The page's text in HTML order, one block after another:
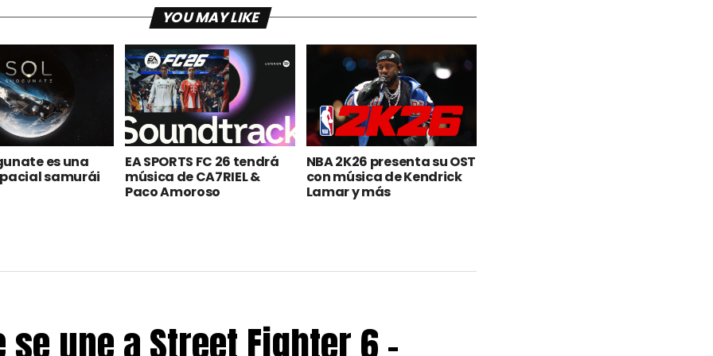
YOU MAY LIKE
es una
samurái
EA SPORTS FC 26 tendrá
música de CA7RIEL &
Paco Amoroso
NBA 2K26 presenta su OST
con música de Kendrick
Lamar y más
se une a Street Fighter 6 –